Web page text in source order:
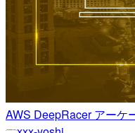
AWS DeepRacer アーケ